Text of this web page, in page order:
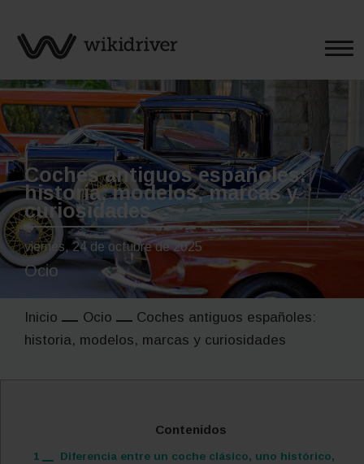
Coches antiguos españoles:
historia, modelos, marcas y
curiosidades
viernes, 24 de octubre de 2025
Ocio
Inicio Ocio
Coches antiguos españoles:
historia, modelos, marcas y curiosidades
Contenidos
1
Diferencia entre un coche clásico, uno histórico,